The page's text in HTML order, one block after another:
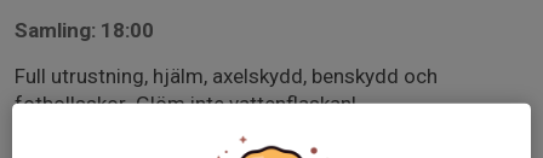
Samling: 18:00
Full utrustning, hjälm, axelskydd, benskydd och
fotbollsskor. Glöm inte vattenflaskan!